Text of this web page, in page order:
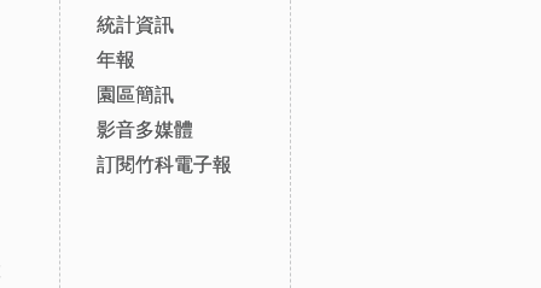
統計資訊
年報
園區簡訊
影音多媒體
訂閱竹科電子報